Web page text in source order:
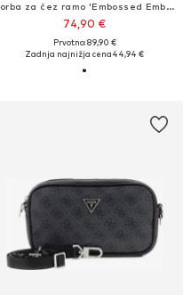
Torba za čez ramo 'Embossed Emblem Logo'
74,90 €
Prvotno: 89,90 €
Zadnja najnižja cena44,94 €